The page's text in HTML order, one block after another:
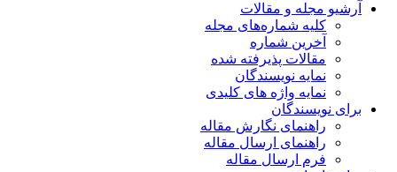
مجله و مقالات
کلیه شماره‌های مجله
آخرین شماره
مقالات پذیرفته شده
نمایه نویسندگان
نمایه واژه های کلیدی
نویسندگان
راهنمای نگارش مقاله
راهنمای ارسال مقاله
فرم ارسال مقاله